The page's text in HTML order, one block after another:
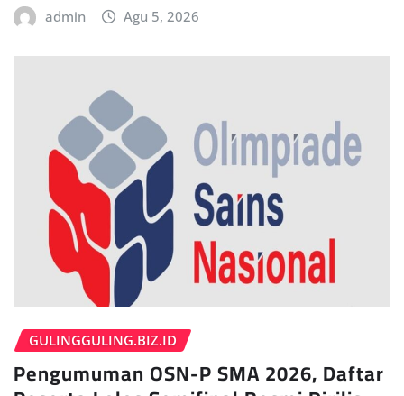
admin Agu 5, 2026
GULINGGULING.BIZ.ID
Pengumuman OSN-P SMA 2026, Daftar